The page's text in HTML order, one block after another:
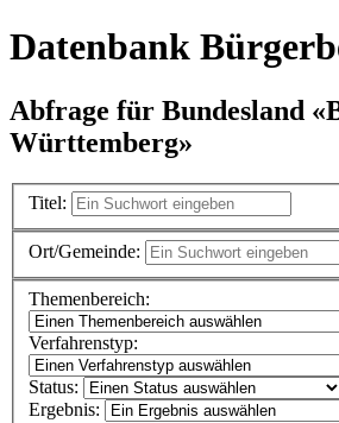
Datenbank
Abfrage für Bundesland
Württemberg»
Titel:
Ort/Gemeinde:
Themenbereich:
Verfahrenstyp:
Status:
Ergebnis: